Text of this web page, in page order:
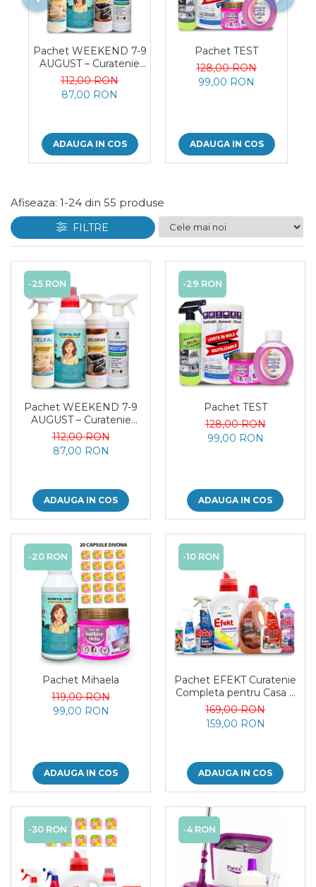
Plasturi
Produse incontinenta
Sampon
Sare de baie
Servetele Umede
Pachet WEEKEND 7-9
AUGUST – Curatenie
Profesionala Completa,
4 Produse
112,00 RON
87,00 RON
ADAUGA IN COS
Pachet TEST
128,00 RON
99,00 RON
ADAUGA IN COS
Afiseaza: 1-24 din 55 produse
FILTRE
-25 RON
Pachet WEEKEND 7-9
AUGUST – Curatenie
Profesionala Completa, 4
Produse
112,00 RON
87,00 RON
ADAUGA IN COS
-29 RON
Pachet TEST
128,00 RON
99,00 RON
ADAUGA IN COS
-20 RON
Pachet Mihaela
119,00 RON
99,00 RON
ADAUGA IN COS
-10 RON
Pachet EFEKT Curatenie
Completa pentru Casa 7
Produse
169,00 RON
159,00 RON
ADAUGA IN COS
-30 RON -4 RON